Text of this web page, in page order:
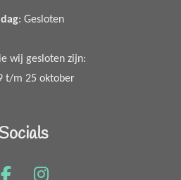
: Gesloten
wij gesloten zijn:
t/m 25 oktober